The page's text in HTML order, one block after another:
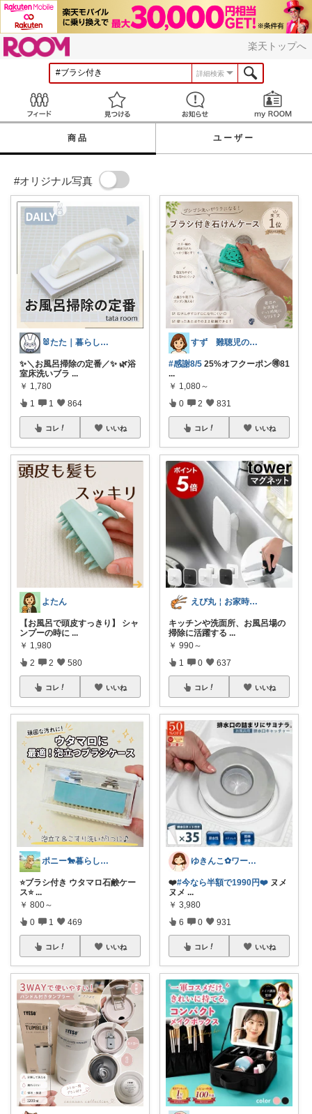
楽天トップへ
詳細検索
見つける お知らせ
商品 ユーザー
#オリジナル写真
🐰たた｜暮らしと子育て
✨＼お風呂掃除の定番／✨ 🌿浴
室床洗いブラ ...
￥ 1,780
1 1 864
コレ いいね
よたん
【お風呂で頭皮すっきり】 シャ
ンプーの時に ...
￥ 1,980
2 2 580
コレ いいね
ポニー🐎暮らし快適を目指すパパ
⭐️ブラシ付き ウタマロ石鹸ケー
ス⭐️...
￥ 800～
0 1 469
コレ いいね
すず 難聴児のママ🦻
#感謝8/5 25%オフクーポン🉐81
...
￥ 1,080～
0 2 831
コレ いいね
えび丸￤お家時間を快適にする アイテム
キッチンや洗面所、お風呂場の
掃除に活躍する ...
￥ 990～
1 0 637
コレ いいね
ゆきんこ✿ワーママ時短アイテム✿
❤️#今なら半額で1990円❤️ ヌメ
ヌメ ...
￥ 3,980
6 0 931
コレ いいね